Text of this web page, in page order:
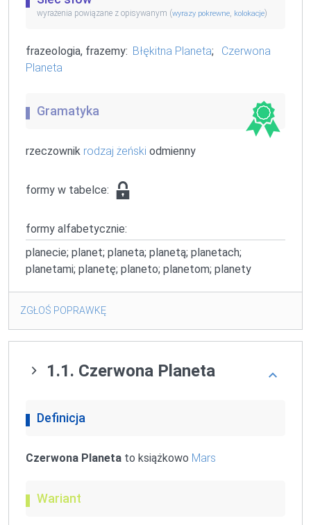
wyrażenia powiązane z opisywanym (wyrazy pokrewne kolokacje)
frazeologia, frazemy: Błękitna Planeta;
Czerwona
Planeta
Gramatyka
rzeczownik rodzaj żeński odmienny
formy w tabelce:
formy alfabetycznie:
planecie; planet; planeta; planetą; planetach;
planetami; planetę; planeto; planetom; planety
ZGŁOŚ POPRAWKĘ
1.1. Czerwona Planeta
Definicja
Czerwona Planeta to książkowo Mars
Wariant